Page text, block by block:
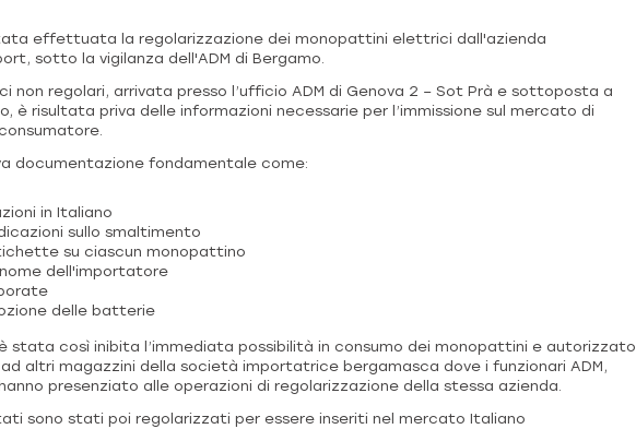
effettuata la regolarizzazione dei monopattini elettrici dall'azienda
sotto la vigilanza dell'ADM di Bergamo.
non regolari, arrivata presso l’ufficio ADM di Genova 2 – Sot Prà e sottoposta a
è risultata priva delle informazioni necessarie per l’immissione sul mercato di
documentazione fondamentale come:
in Italiano
sullo smaltimento
su ciascun monopattino
dell'importatore
delle batterie
stata così inibita l’immediata possibilità in consumo dei monopattini e autorizzato
altri magazzini della società importatrice bergamasca dove i funzionari ADM,
presenziato alle operazioni di regolarizzazione della stessa azienda.
sono stati poi regolarizzati per essere inseriti nel mercato Italiano